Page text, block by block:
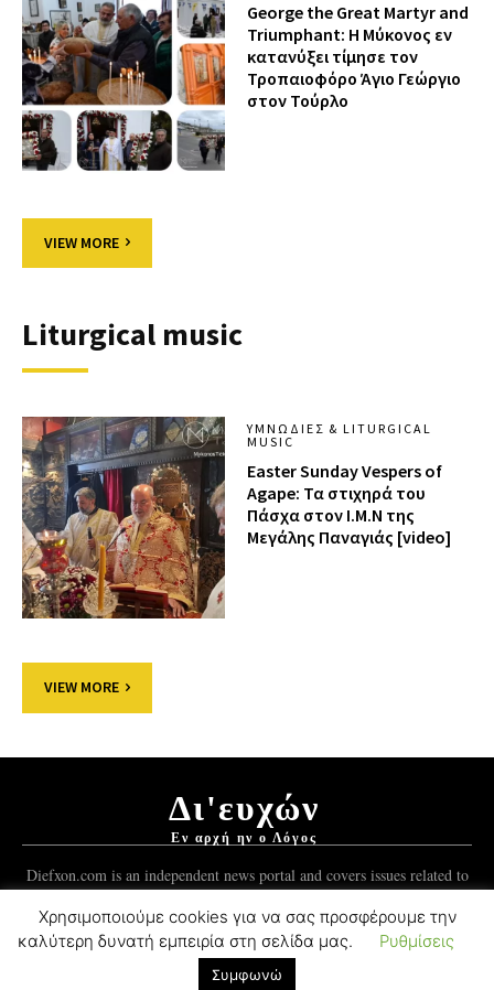
George the Great Martyr and
Triumphant: Η Μύκονος εν
κατανύξει τίμησε τον
Τροπαιοφόρο Άγιο Γεώργιο
στον Τούρλο
VIEW MORE
Liturgical music
ΥΜΝΩΔΊΕΣ & LITURGICAL
MUSIC
Easter Sunday Vespers of
Agape: Τα στιχηρά του
Πάσχα στον Ι.Μ.Ν της
Μεγάλης Παναγιάς [video]
VIEW MORE
Δι'ευχών
Εν αρχή ην ο Λόγος
Diefxon.com is an independent news portal and covers issues related to
© 2012-2021 Mykonos Ticker Group.ForgedSoft™
Χρησιμοποιούμε cookies για να σας προσφέρουμε την
καλύτερη δυνατή εμπειρία στη σελίδα μας.
Ρυθμίσεις
Συμφωνώ